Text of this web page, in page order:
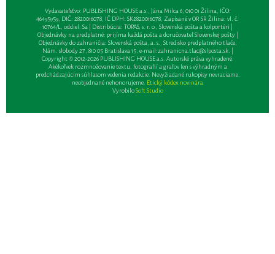
Vydavateľsťvo: PUBLISHING HOUSE a.s., Jána Milca 6, 010 01 Žilina, IČO:
46495959, DIČ: 2820016078, IČ DPH: SK2820016078, Zapísané v OR SR Žilina: vl. č.
10764/L, oddiel: Sa | Distribúcia: TOPAS, s. r. o., Slovenská pošta a kolportéri |
Objednávky na predplatné: prijíma každá pošta a doručovateľ Slovenskej pošty |
Objednávky do zahraničia: Slovenská pošta, a. s., Stredisko predplatného tlače,
Nám. slobody 27, 810 05 Bratislava 15, e-mail:zahranicna.tlac@slposta.sk. |
Copyright © 2012-2026 PUBLISHING HOUSE a.s. Autorské práva vyhradené.
Akékoľvek rozmnožovanie textu, fotografií a grafov len s výhradným a
predchádzajúcim súhlasom vedenia redakcie. Nevyžiadané rukopisy nevraciame,
neobjednané nehonorujeme. Etický kódex novinára
VyrobiloSoft Studio